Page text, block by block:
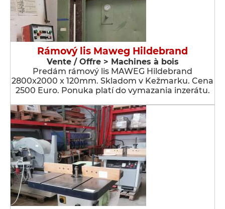
Rámový lis Maweg Hildebrand
Vente / Offre > Machines à bois
Predám rámový lis MAWEG Hildebrand
2800x2000 x 120mm. Skladom v Kežmarku. Cena
2500 Euro. Ponuka platí do vymazania inzerátu.